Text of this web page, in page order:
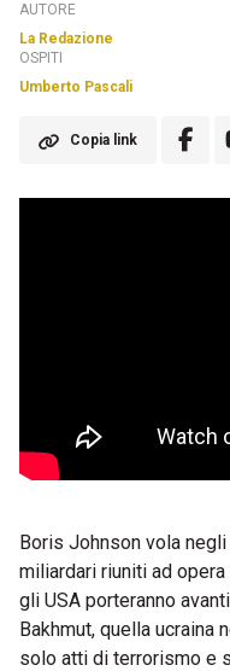
AUTORE
La Redazione
OSPITI
Umberto Pascali
Copia link
Boris Johnson vola
miliardari riuniti ad
gli USA porteranno
Bakhmut, quella ucraina
solo atti di terrorismo e